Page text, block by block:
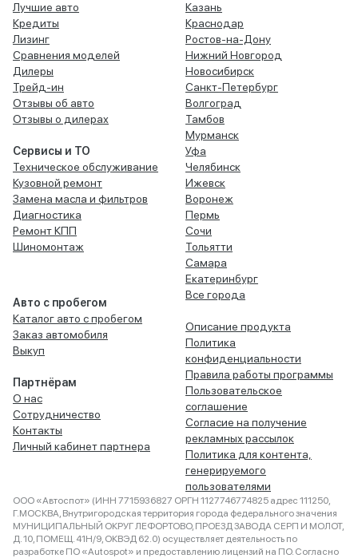
Лучшие авто
Кредиты
Лизинг
Сравнения моделей
Дилеры
Трейд-ин
Отзывы об авто
Отзывы о дилерах
Сервисы и ТО
Техническое обслуживание
Кузовной ремонт
Замена масла и фильтров
Диагностика
Ремонт КПП
Шиномонтаж
Авто с пробегом
Каталог авто с пробегом
Заказ автомобиля
Выкуп
Партнёрам
О нас
Сотрудничество
Контакты
Личный кабинет партнера
Казань
Краснодар
Ростов-на-Дону
Нижний Новгород
Новосибирск
Санкт-Петербург
Волгоград
Тамбов
Мурманск
Уфа
Челябинск
Ижевск
Воронеж
Пермь
Сочи
Тольятти
Самара
Екатеринбург
Все города
Описание продукта
Политика
конфиденциальности
Правила работы программы
Пользовательское
соглашение
Согласие на получение
рекламных рассылок
Политика для контента,
генерируемого
пользователями
ООО «Автоспот» (ИНН 7715936827 ОРГН 1127746774825 адрес 111250,
Г.МОСКВА, Внутригородская территория города федерального значения
МУНИЦИПАЛЬНЫЙ ОКРУГ ЛЕФОРТОВО, ПРОЕЗД ЗАВОДА СЕРП И МОЛОТ,
Д. 10, ПОМЕЩ. 41Н/9, ОКВЭД 62.0) осуществляет деятельность по
разработке ПО «Autospot» и предоставлению лицензий на ПО. Согласно